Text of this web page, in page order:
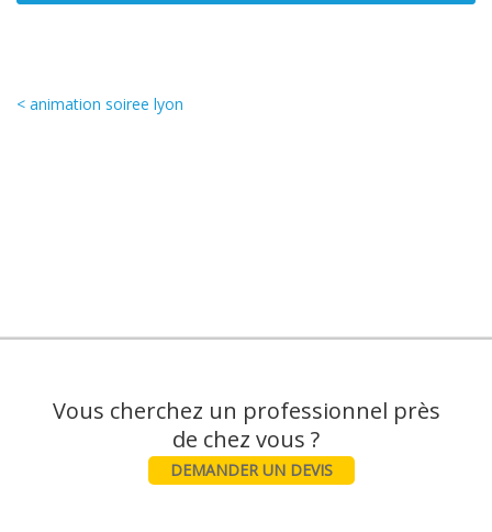
< animation soiree lyon
Vous cherchez un professionnel près
DEMANDER UN DEVIS